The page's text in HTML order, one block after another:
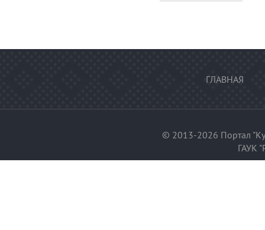
ГЛАВНАЯ
© 2013-2026 Портал
ГАУК